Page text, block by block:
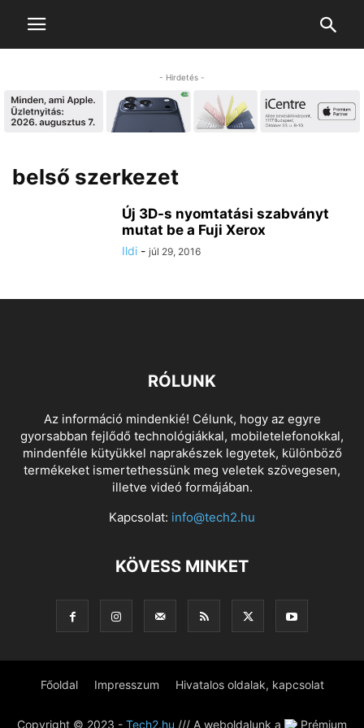
- Hirdetés -
belső szerkezet
Új 3D-s nyomtatási szabványt
mutat be a Fuji Xerox
Ildi - júl 29, 2016
RÓLUNK
Az információ mindenkié! Célunk, hogy az egyre
gyorsabban fejlődő technológiákkal, mobiletelefonokkal,
mindenféle kütyükkel naprakészek legyetek, különböző
termékeket ismertethessünk meg veletek szövegesen,
illetve videó formájában.
Kapcsolat: info@tech2.hu
KÖVESS MINKET
Főoldal Impresszum Hivatalos oldalak, kapcsolat
Copyright © 2023 - Tech2.hu /// A weboldalunk a Prémium